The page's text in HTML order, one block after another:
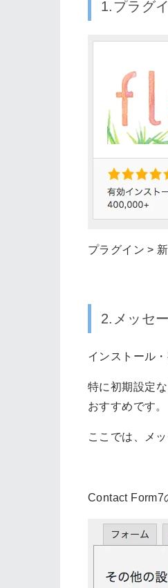
1.プラグ
プラグイン >
2.メッセ
インストール
特に初期設定
おすすめです。
ここでは、メ
Contact Form7